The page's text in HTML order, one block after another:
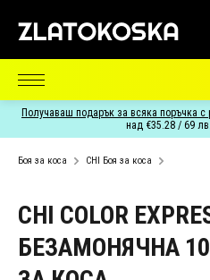
Получаваш подарък за всяка поръчка с
над €35.28 / 69
Боя за коса CHI Боя за коса
CHI COLOR
БЕЗАМОНЯЧНA